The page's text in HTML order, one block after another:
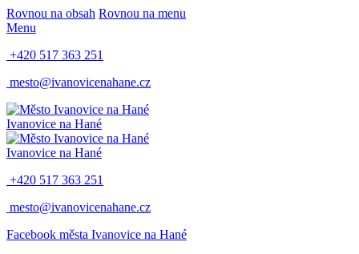
Rovnou na obsah Rovnou na menu
Menu
+420 517 363 251
mesto@ivanovicenahane.cz
Ivanovice na Hané
Ivanovice na Hané
+420 517 363 251
mesto@ivanovicenahane.cz
Facebook města Ivanovice na Hané